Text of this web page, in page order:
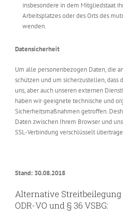
insbesondere in dem Mitgliedstaat
Arbeitsplatzes oder des Orts des
wenden.
Datensicherheit
Um alle personenbezogen Daten, die
schützen und um sicherzustellen, dass
uns, aber auch unseren externen
haben wir geeignete technische und
Sicherheitsmaßnahmen getroffen.
Daten zwischen Ihrem Browser und
SSL-Verbindung verschlüsselt
Stand: 30.08.2018
Alternative Streitbeilegung
ODR-VO und § 36 VSBG: